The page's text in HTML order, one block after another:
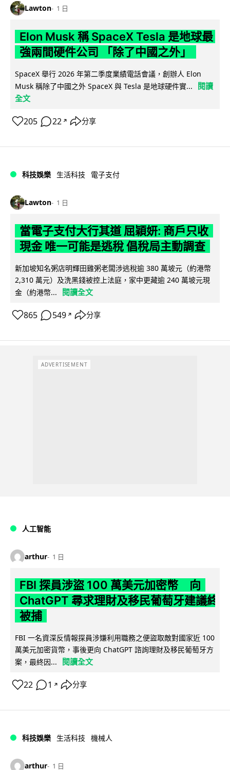
Lawton 1 日
Elon Musk 稱 SpaceX Tesla 是地球最
強兩間硬件公司 「除了中國之外」
SpaceX 舉行 2026 年第二季度業績電話會議，創辦人 Elon
Musk 稱除了中國之外 SpaceX 與 Tesla 是地球硬件實...
閱讀
全文
205 22 ↗ 分享
科技娛樂 生活科技 電子支付
Lawton 1 日
當電子支付大行其道 屈穎妍: 商戶只收
現金 唯一可能是逃稅 倡稅局主動調查
新加坡知名粥店明輝田雞粥老闆涉逃稅逾 380 萬坡元（約港幣
2,310 萬元）及洗黑錢被控上法庭，家中更藏逾 240 萬坡元現
金（約港幣...
閱讀全文
865 549 ↗ 分享
ADVERTISEMENT
人工智能
arthur 1 日
FBI 探員涉盜 100 萬美元加密幣 向
ChatGPT 尋求理財及移民葡萄牙建議終
被捕
FBI 一名資深反情報探員涉嫌利用職務之便盜取敵對國家近 100
萬美元加密貨幣，事後更向 ChatGPT 諮詢理財及移民葡萄牙方
案，最終因...
閱讀全文
22 1 ↗ 分享
科技娛樂 生活科技 機械人
arthur 1 日